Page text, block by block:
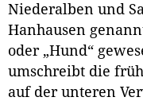
Niederalben und
Hanhausen
oder „Hund“
umschreibt die
auf der unteren